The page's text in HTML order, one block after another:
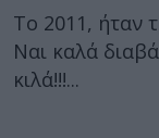
Το 2011, ήταν
Ναι καλά
κιλά!!!...